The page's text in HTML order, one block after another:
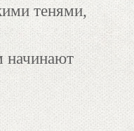
тенями,
начинают